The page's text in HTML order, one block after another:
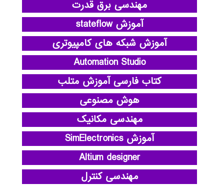
مهندسی برق قدرت
آموزش stateflow
آموزش شبکه های کامپیوتری
Automation Studio
کتاب فارسی آموزش متلب
هوش مصنوعی
مهندسی مکانیک
آموزش SimElectronics
Altium designer
مهندسی کنترل